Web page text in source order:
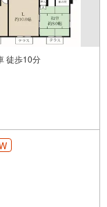
徒歩10分